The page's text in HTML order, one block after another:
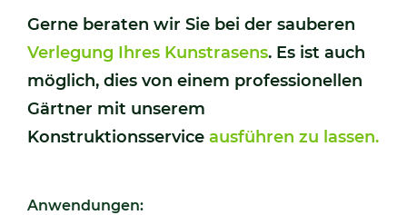
Gerne beraten wir Sie bei der sauberen
Verlegung Ihres Kunstrasens. Es ist auch
möglich, dies von einem professionellen
Gärtner mit unserem
Konstruktionsservice ausführen zu lassen.
Anwendungen: